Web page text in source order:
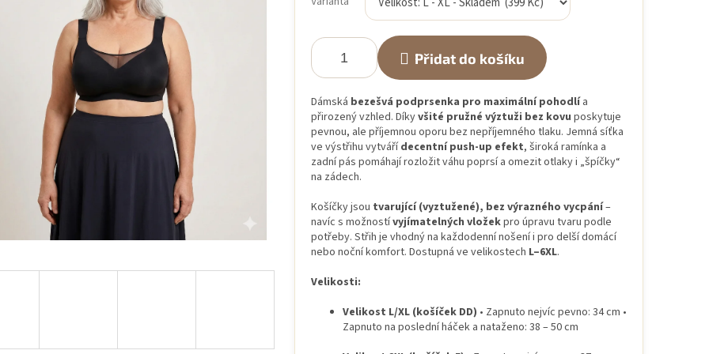
Přidat do košíku
Dámská bezešvá podprsenka pro maximální pohodlía
přirozený vzhled. Díkyvšité pružné výztuži bez kovu poskytuje
pevnou, ale příjemnou oporu bez nepříjemného tlaku. Jemná síťka
ve výstřihu vytvářídecentní push-up efekt, široká ramínka a
zadní pás pomáhají rozložit váhu poprsí a omezit otlaky i „špíčky“
na zádech.
Košíčky jsou tvarující (vyztužené), bez výrazného vycpání–
navíc s možnostívyjímatelných vložekpro úpravu tvaru podle
potřeby. Střih je vhodný na každodenní nošení i pro delší domácí
nebo noční komfort. Dostupná ve velikostech L–6XL.
Velikosti:
Velikost L/XL (košíček DD) • Zapnuto nejvíc pevno: 34 cm •
Zapnuto na poslední háček a nataženo: 38 – 50 cm